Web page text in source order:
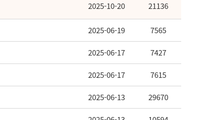
2025-10-20 21136
2025-06-19 7565
2025-06-17 7427
2025-06-17 7615
2025-06-13 29670